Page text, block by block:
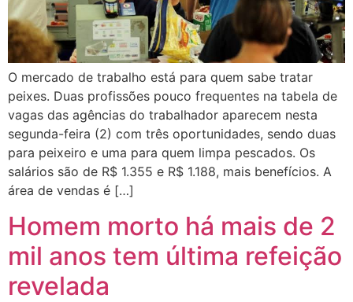
O mercado de trabalho está para quem sabe tratar
peixes. Duas profissões pouco frequentes na tabela de
vagas das agências do trabalhador aparecem nesta
segunda-feira (2) com três oportunidades, sendo duas
para peixeiro e uma para quem limpa pescados. Os
salários são de R$ 1.355 e R$ 1.188, mais benefícios. A
área de vendas é […]
Homem morto há mais de 2
mil anos tem última refeição
revelada